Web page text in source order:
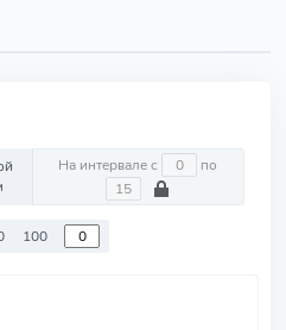
На интервале с по
100